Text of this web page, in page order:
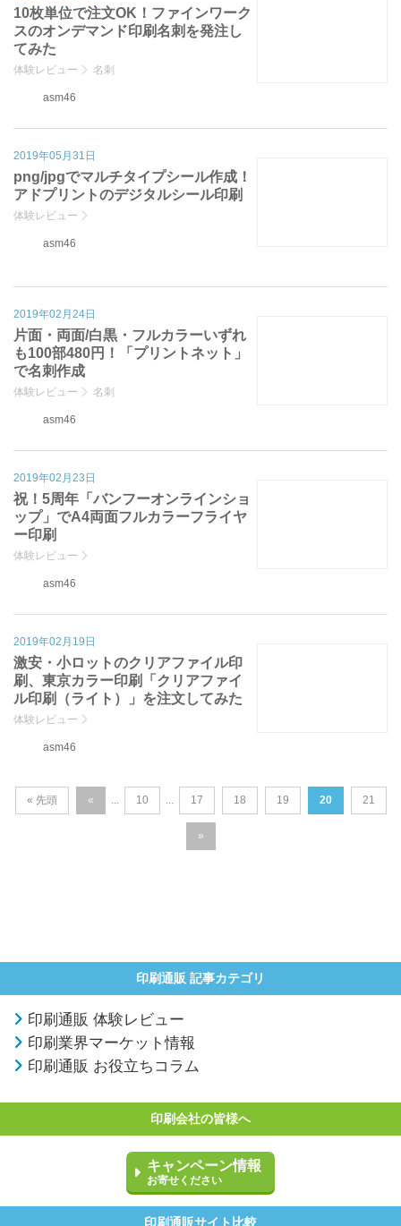
10枚単位で注文OK！ファインワーク
スのオンデマンド印刷名刺を発注し
てみた
体験レビュー 名刺
asm46
2019年05月31日
png/jpgでマルチタイプシール作成！
アドプリントのデジタルシール印刷
体験レビュー
asm46
2019年02月24日
片面・両面/白黒・フルカラーいずれ
も100部480円！「プリントネット」
で名刺作成
体験レビュー 名刺
asm46
2019年02月23日
祝！5周年「バンフーオンラインショ
ップ」でA4両面フルカラーフライヤ
ー印刷
体験レビュー
asm46
2019年02月19日
激安・小ロットのクリアファイル印
刷、東京カラー印刷「クリアファイ
ル印刷（ライト）」を注文してみた
体験レビュー
asm46
« 先頭 « ... 10 ... 17 18 19 20 21
»
印刷通販 記事カテゴリ
印刷通販 体験レビュー
印刷業界マーケット情報
印刷通販 お役立ちコラム
印刷会社の皆様へ
キャンペーン情報
お寄せください
印刷通販サイト比較